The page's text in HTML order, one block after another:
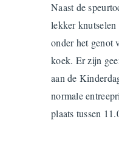
Naast de
lekker
onder het genot
koek. Er zijn
aan de
normale
plaats tussen